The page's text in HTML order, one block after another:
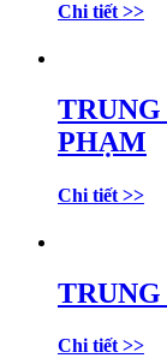
Chi tiết >>
PHẠM
Chi tiết >>
Chi tiết >>